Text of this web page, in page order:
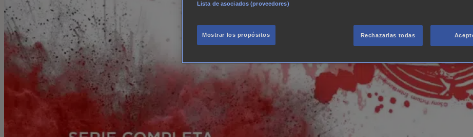
Lista de asociados (proveedores)
Mostrar los propósitos Rechazarlas todas